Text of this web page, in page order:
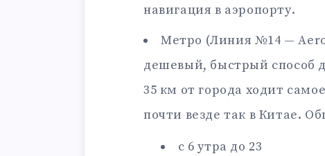
навигация в аэропорту.
Метро (Линия №14 —
дешевый, быстрый способ
35 км от города ходит
почти везде так в Китае.
с 6 утра до 23